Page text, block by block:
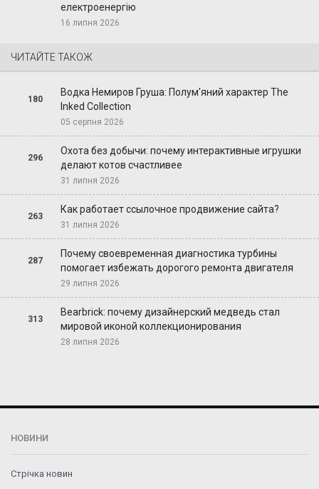
електроенергію
16 липня 2026
ЧИТАЙТЕ ТАКОЖ
180
Водка Немиров Груша: Полум'яний характер The
Inked Collection
05 серпня 2026
296
Охота без добычи: почему интерактивные игрушки
делают котов счастливее
31 липня 2026
263
Как работает ссылочное продвижение сайта?
31 липня 2026
287
Почему своевременная диагностика турбины
помогает избежать дорогого ремонта двигателя
29 липня 2026
313
Bearbrick: почему дизайнерский медведь стал
мировой иконой коллекционирования
28 липня 2026
НОВИНИ
Стрічка новин